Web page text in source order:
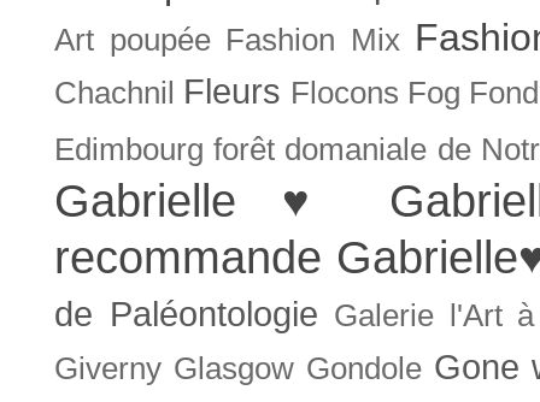
Art poupée Fashion Mix
Chachnil Fleurs Flocons Fog
Edimbourg forêt domaniale de
Gabrielle ♥
recommande
de Paléontologie Galerie l'Art
Giverny Glasgow Gondole Gone